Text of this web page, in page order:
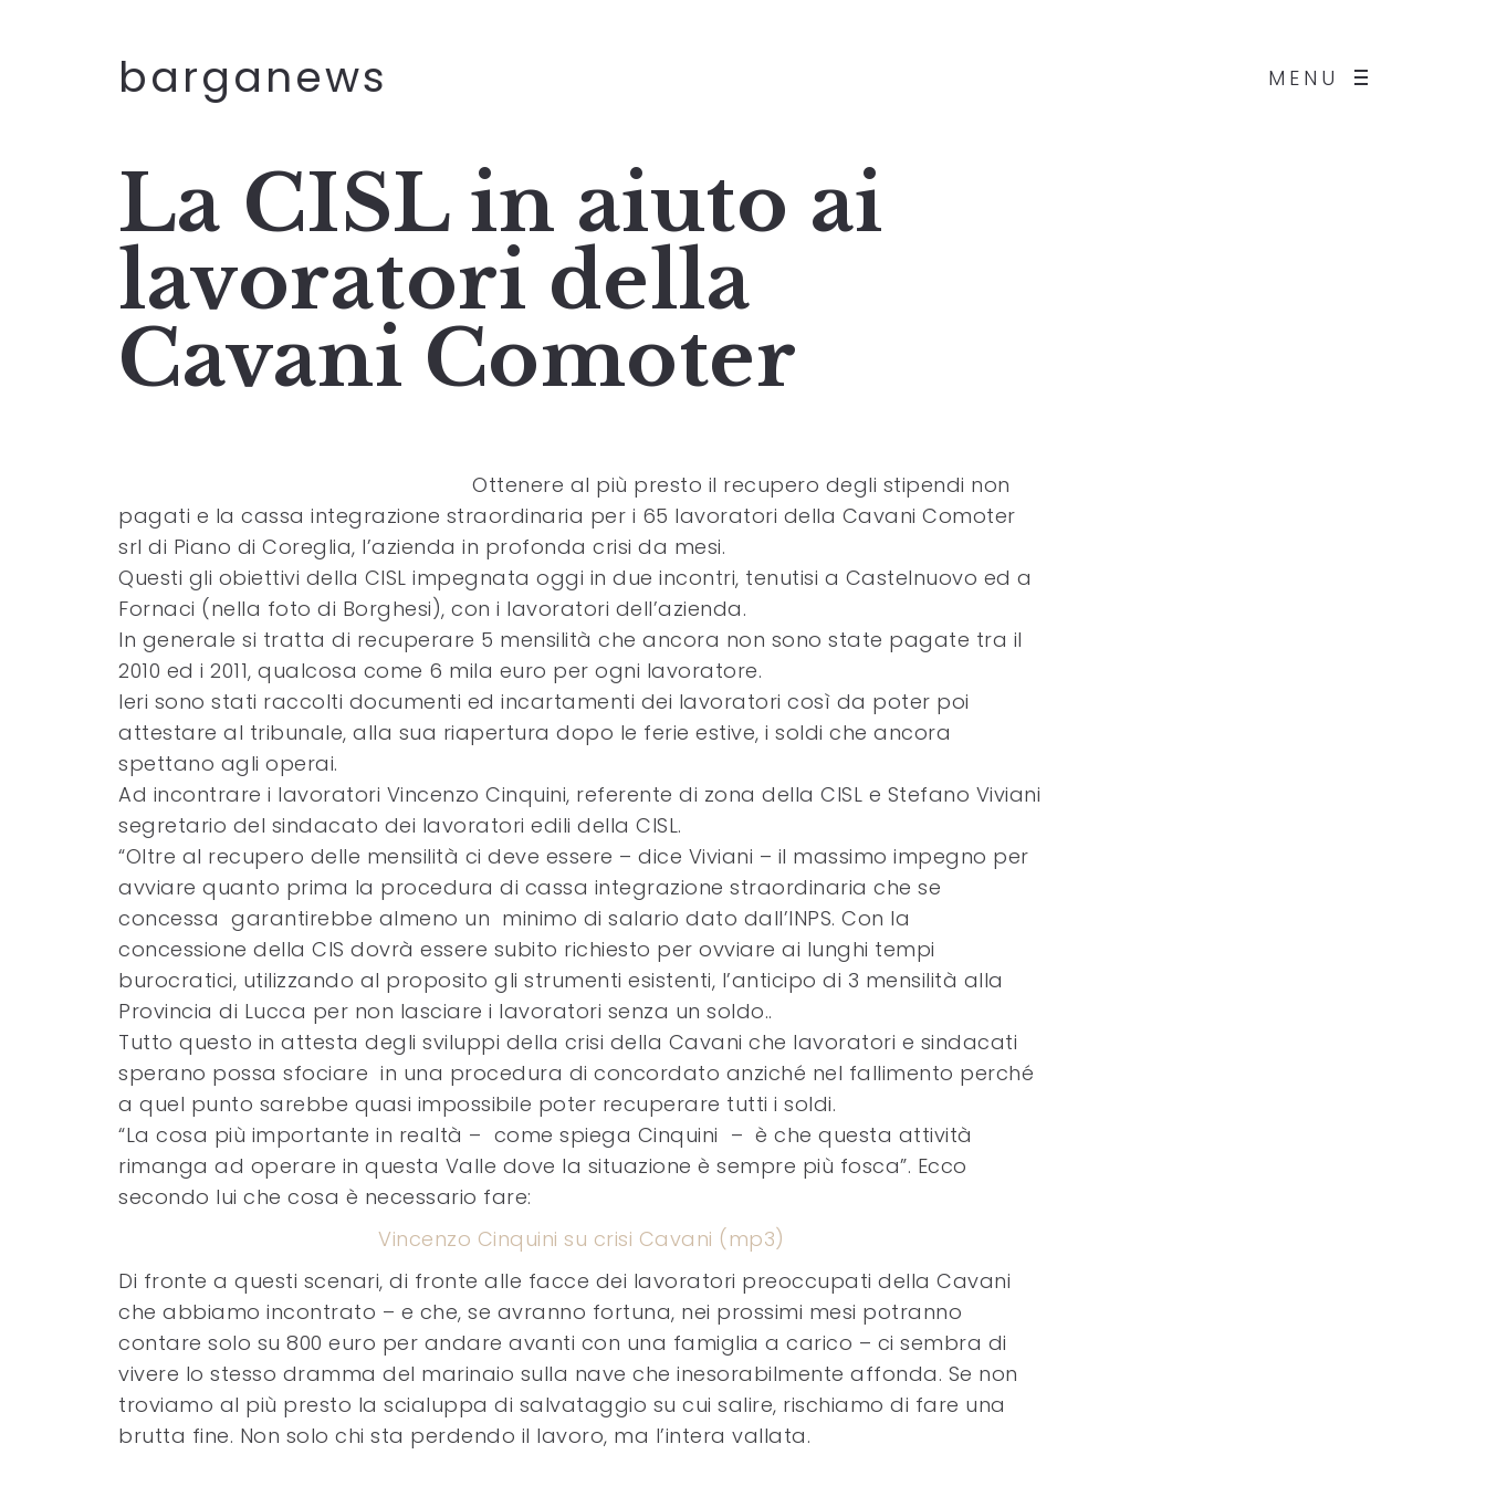
MENU
barganews
La CISL in aiuto ai
lavoratori della
Cavani Comoter
Ottenere al più presto il recupero degli stipendi non
pagati e la cassa integrazione straordinaria per i 65 lavoratori della Cavani Comoter
srl di Piano di Coreglia, l’azienda in profonda crisi da mesi.
Questi gli obiettivi della CISL impegnata oggi in due incontri, tenutisi a Castelnuovo ed a
Fornaci (nella foto di Borghesi), con i lavoratori dell’azienda.
In generale si tratta di recuperare 5 mensilità che ancora non sono state pagate tra il
2010 ed i 2011, qualcosa come 6 mila euro per ogni lavoratore.
Ieri sono stati raccolti documenti ed incartamenti dei lavoratori così da poter poi
attestare al tribunale, alla sua riapertura dopo le ferie estive, i soldi che ancora
spettano agli operai.
Ad incontrare i lavoratori Vincenzo Cinquini, referente di zona della CISL e Stefano Viviani
segretario del sindacato dei lavoratori edili della CISL.
“Oltre al recupero delle mensilità ci deve essere – dice Viviani – il massimo impegno per
avviare quanto prima la procedura di cassa integrazione straordinaria che se
concessa garantirebbe almeno un minimo di salario dato dall’INPS. Con la
concessione della CIS dovrà essere subito richiesto per ovviare ai lunghi tempi
burocratici, utilizzando al proposito gli strumenti esistenti, l’anticipo di 3 mensilità alla
Provincia di Lucca per non lasciare i lavoratori senza un soldo..
Tutto questo in attesta degli sviluppi della crisi della Cavani che lavoratori e sindacati
sperano possa sfociare in una procedura di concordato anziché nel fallimento perché
a quel punto sarebbe quasi impossibile poter recuperare tutti i soldi.
“La cosa più importante in realtà – come spiega Cinquini – è che questa attività
rimanga ad operare in questa Valle dove la situazione è sempre più fosca”. Ecco
secondo lui che cosa è necessario fare:
Vincenzo Cinquini su crisi Cavani (mp3)
Di fronte a questi scenari, di fronte alle facce dei lavoratori preoccupati della Cavani
che abbiamo incontrato – e che, se avranno fortuna, nei prossimi mesi potranno
contare solo su 800 euro per andare avanti con una famiglia a carico – ci sembra di
vivere lo stesso dramma del marinaio sulla nave che inesorabilmente affonda. Se non
troviamo al più presto la scialuppa di salvataggio su cui salire, rischiamo di fare una
brutta fine. Non solo chi sta perdendo il lavoro, ma l’intera vallata.